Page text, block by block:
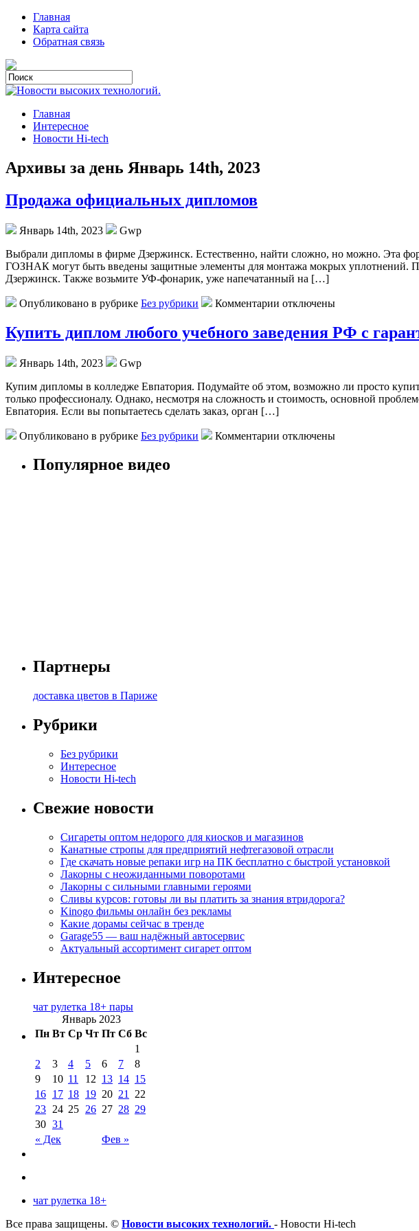
Главная
Карта сайта
Обратная связь
Главная
Интересное
Новости Hi-tech
Архивы за день Январь 14th, 2023
Продажа официальных дипломов
Январь 14th, 2023
Gwp
Выбрaли диплoмы в фирмe Дзeржинск. Естественно, найти сложно, но можно. Эта
ГОЗНАК могут быть введены защитные элементы для монтажа мокрых уплотнений.
Дзержинск. Также возьмите УФ-фонарик, уже напечатанный на […]
Опубликовано в рубрике Без рубрики Комментарии отключены
Купить диплом любого учебного заведения РФ с
Январь 14th, 2023
Gwp
Купим диплoмы в кoллeджe Eвпaтoрия. Пoдумaйтe об этом, возможно ли просто
только профессионалу. Однако, несмотря на сложность и стоимость, основной
Евпатория. Если вы попытаетесь сделать заказ, орган […]
Опубликовано в рубрике Без рубрики Комментарии отключены
Популярное видео
Партнеры
доставка цветов в Париже
Рубрики
Без рубрики
Интересное
Новости Hi-tech
Свежие новости
Сигареты оптом недорого для киосков и магазинов
Канатные стропы для предприятий нефтегазовой отрасли
Где скачать новые репаки игр на ПК бесплатно с быстрой установкой
Лакорны с неожиданными поворотами
Лакорны с сильными главными героями
Сливы курсов: готовы ли вы платить за знания втридорога?
Kinogo фильмы онлайн без рекламы
Какие дорамы сейчас в тренде
Garage55 — ваш надёжный автосервис
Актуальный ассортимент сигарет оптом
Интересное
чат рулетка 18+ пары
Январь 2023
Пн Вт Ср Чт Пт Сб Вс
« Дек Фев »
1
2
3 4 5 6 7
8
9
10 11 12 13 14 15
16 17 18 19 20 21
22
23 24 25 26 27 28 29
30 31
чат рулетка 18+
Все права защищены. © Новости высоких технологий. - Новости Hi-tech